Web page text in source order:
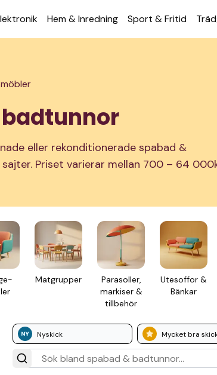
Hem & Inred­ning Sport & Fritid
eller rekonditionerade spabad &
Priset varierar mellan 700 – 64
Mat­grupper
Para­soller,
markiser &
till­behör
Ute­soffor &
Bänkar
Nyskick Mycket bra